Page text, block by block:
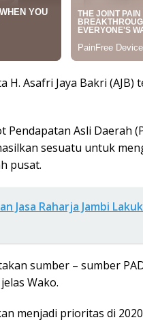
Asafri Jaya Bakri (AJB)
Asli Daerah
sesuatu untuk
pusat.
Jasa Raharja Jambi
sumber – sumber
Wako.
menjadi prioritas di